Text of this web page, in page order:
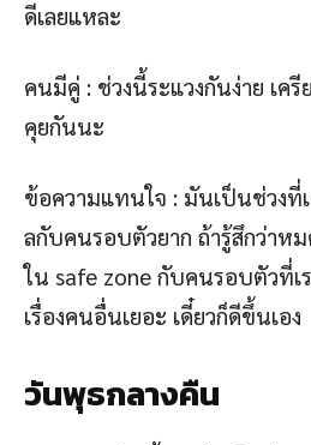
ดีเลยแหละ
คนมีคู่ : ช่วงนี้ระแวงกันง่าย เค
คุยกันนะ
ข้อความแทนใจ : มันเป็นช่วงที่
ลกับคนรอบตัวยาก ถ้ารู้สึกว่าหม
ใน safe zone กับคนรอบตัวที่เ
เรื่องคนอื่นเยอะ เดี๋ยวก็ดีขึ้นเอง
วันพุธกลางคืน